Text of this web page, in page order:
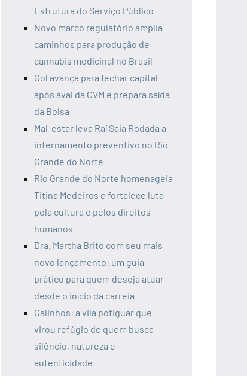
Estrutura do Serviço Público
Novo marco regulatório amplia
caminhos para produção de
cannabis medicinal no Brasil
Gol avança para fechar capital
após aval da CVM e prepara saída
da Bolsa
Mal-estar leva Raí Saia Rodada a
internamento preventivo no Rio
Grande do Norte
Rio Grande do Norte homenageia
Titina Medeiros e fortalece luta
pela cultura e pelos direitos
humanos
Dra. Martha Brito com seu mais
novo lançamento: um guia
prático para quem deseja atuar
desde o início da carreia
Galinhos: a vila potiguar que
virou refúgio de quem busca
silêncio, natureza e
autenticidade